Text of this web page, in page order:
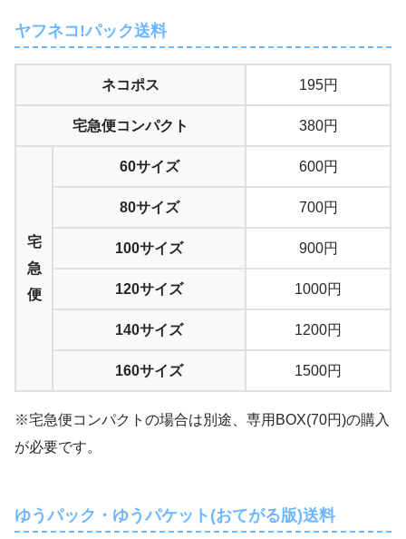
ヤフネコ!パック送料
ネコポス 195円
宅急便コンパクト 380円
宅
急
便
60サイズ 600円
80サイズ 700円
100サイズ 900円
120サイズ 1000円
140サイズ 1200円
160サイズ 1500円
※宅急便コンパクトの場合は別途、専用BOX(70円)の購入
が必要です。
ゆうパック・ゆうパケット(おてがる版)送料